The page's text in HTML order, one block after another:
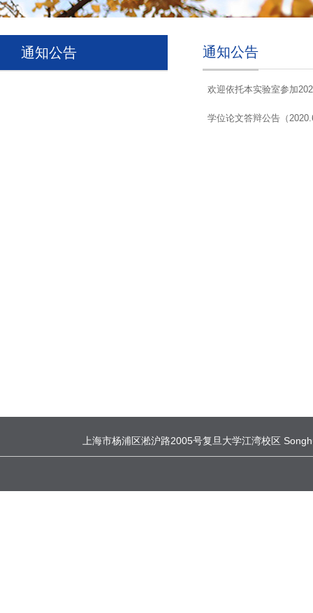
通知公告 通知公告
欢迎依托本实验室参加
学位论文答辩公告（
上海市杨浦区淞沪路2005号复旦大学江湾校区